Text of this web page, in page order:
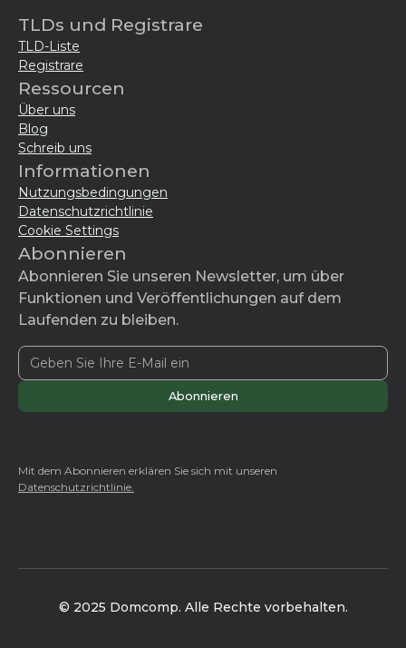
TLDs und Registrare
TLD-Liste
Registrare
Ressourcen
Über uns
Blog
Schreib uns
Informationen
Nutzungsbedingungen
Datenschutzrichtlinie
Cookie Settings
Abonnieren
Abonnieren Sie unseren Newsletter, um über
Funktionen und Veröffentlichungen auf dem
Laufenden zu bleiben.
Mit dem Abonnieren erklären Sie sich mit unseren
Datenschutzrichtlinie.
© 2025 Domcomp. Alle Rechte vorbehalten.